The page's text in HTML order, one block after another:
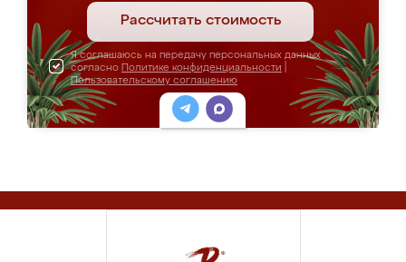
Рассчитать стоимость
Я соглашаюсь на передачу персональных данных
согласно Политике конфиденциальности
Пользовательскому соглашению